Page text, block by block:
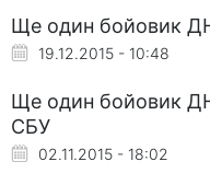
Ще один бойовик
19.12.2015 - 10:48
Ще один бойовик
СБУ
02.11.2015 - 18:02